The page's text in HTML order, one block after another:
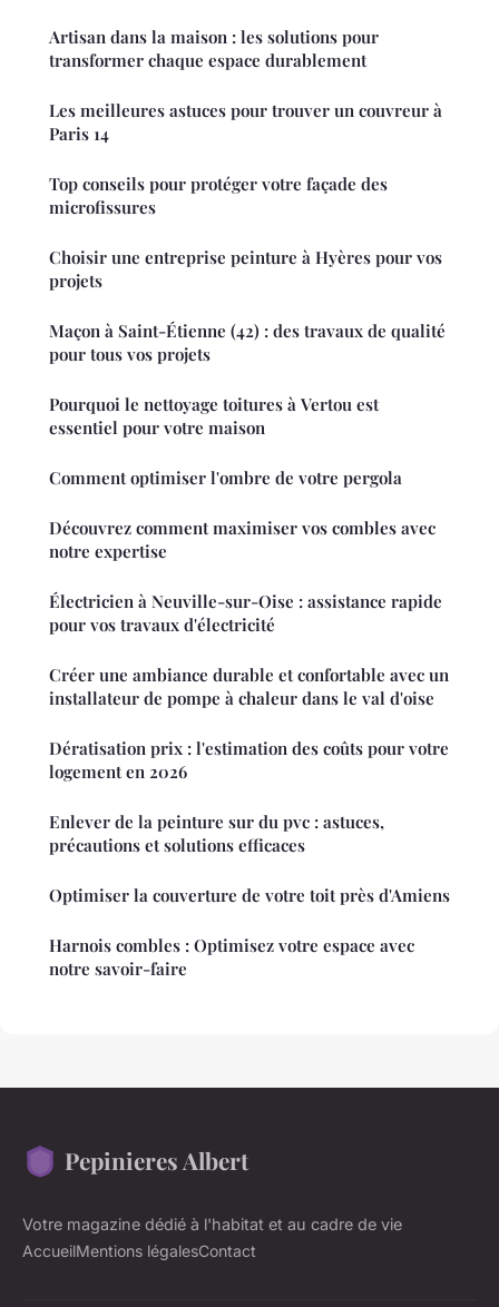
Artisan dans la maison : les solutions pour
transformer chaque espace durablement
Les meilleures astuces pour trouver un couvreur à
Paris 14
Top conseils pour protéger votre façade des
microfissures
Choisir une entreprise peinture à Hyères pour vos
projets
Maçon à Saint-Étienne (42) : des travaux de qualité
pour tous vos projets
Pourquoi le nettoyage toitures à Vertou est
essentiel pour votre maison
Comment optimiser l'ombre de votre pergola
Découvrez comment maximiser vos combles avec
notre expertise
Électricien à Neuville-sur-Oise : assistance rapide
pour vos travaux d'électricité
Créer une ambiance durable et confortable avec un
installateur de pompe à chaleur dans le val d'oise
Dératisation prix : l'estimation des coûts pour votre
logement en 2026
Enlever de la peinture sur du pvc : astuces,
précautions et solutions efficaces
Optimiser la couverture de votre toit près d'Amiens
Harnois combles : Optimisez votre espace avec
notre savoir-faire
Pepinieres Albert
Votre magazine dédié à l'habitat et au cadre de vie
AccueilMentions légalesContact